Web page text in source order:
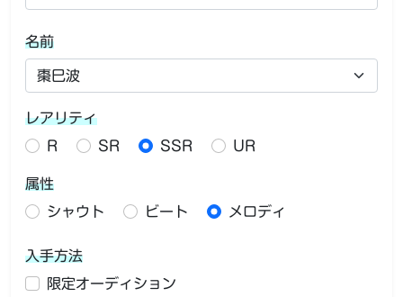
名前
レアリティ
R
SR SSR UR
属性
シャウト
ビート メロディ
入手方法
限定オーディション